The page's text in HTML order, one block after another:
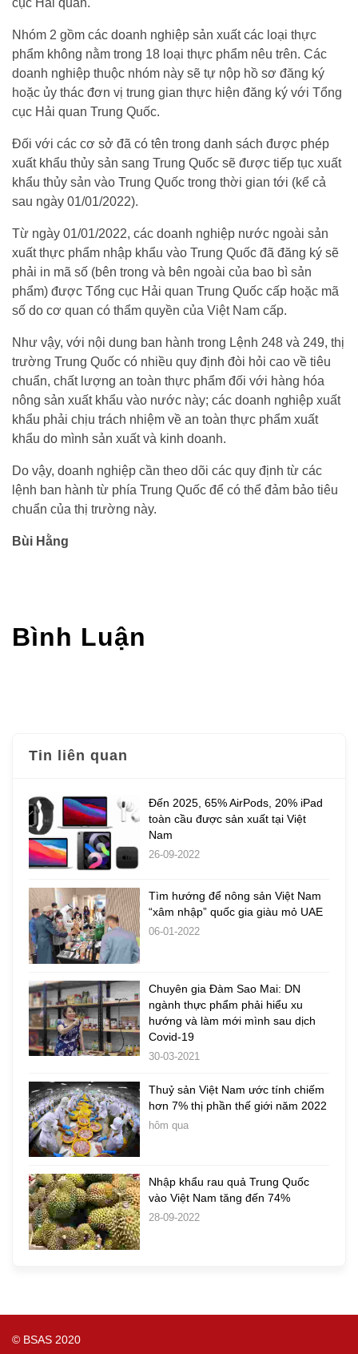
cục Hải quan.
Nhóm 2 gồm các doanh nghiệp sản xuất các loại thực
phẩm không nằm trong 18 loại thực phẩm nêu trên. Các
doanh nghiệp thuộc nhóm này sẽ tự nộp hồ sơ đăng ký
hoặc ủy thác đơn vị trung gian thực hiện đăng ký với Tổng
cục Hải quan Trung Quốc.
Đối với các cơ sở đã có tên trong danh sách được phép
xuất khẩu thủy sản sang Trung Quốc sẽ được tiếp tục xuất
khẩu thủy sản vào Trung Quốc trong thời gian tới (kể cả
sau ngày 01/01/2022).
Từ ngày 01/01/2022, các doanh nghiệp nước ngoài sản
xuất thực phẩm nhập khẩu vào Trung Quốc đã đăng ký sẽ
phải in mã số (bên trong và bên ngoài của bao bì sản
phẩm) được Tổng cục Hải quan Trung Quốc cấp hoặc mã
số do cơ quan có thẩm quyền của Việt Nam cấp.
Như vậy, với nội dung ban hành trong Lệnh 248 và 249, thị
trường Trung Quốc có nhiều quy định đòi hỏi cao về tiêu
chuẩn, chất lượng an toàn thực phẩm đối với hàng hóa
nông sản xuất khẩu vào nước này; các doanh nghiệp xuất
khẩu phải chịu trách nhiệm về an toàn thực phẩm xuất
khẩu do mình sản xuất và kinh doanh.
Do vậy, doanh nghiệp cần theo dõi các quy định từ các
lệnh ban hành từ phía Trung Quốc để có thể đảm bảo tiêu
chuẩn của thị trường này.
Bùi Hằng
Bình Luận
Tin liên quan
Đến 2025, 65% AirPods, 20% iPad
toàn cầu được sản xuất tại Việt
Nam
26-09-2022
Tìm hướng để nông sản Việt Nam
“xâm nhập” quốc gia giàu mỏ UAE
06-01-2022
Chuyên gia Đàm Sao Mai: DN
ngành thực phẩm phải hiểu xu
hướng và làm mới mình sau dịch
Covid-19
30-03-2021
Thuỷ sản Việt Nam ước tính chiếm
hơn 7% thị phần thế giới năm 2022
hôm qua
Nhập khẩu rau quả Trung Quốc
vào Việt Nam tăng đến 74%
28-09-2022
© BSAS 2020